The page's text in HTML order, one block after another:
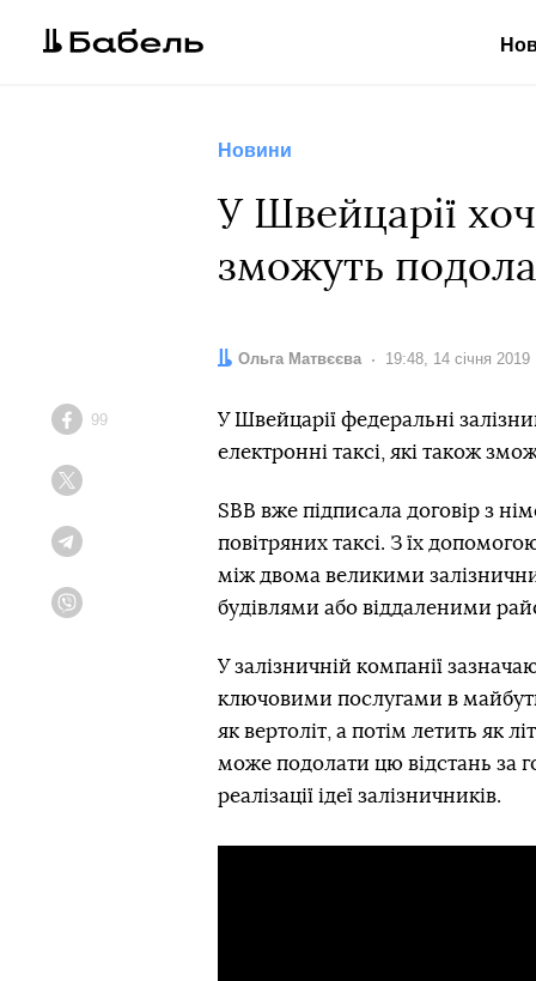
Новини
У Швейцарії
зможуть
Автор:
Ольга Матвєєва Дата:
19:48, 14 січня 2019
Facebook
99
У Швейцарії федеральні
електронні таксі, які також
SBB вже підписала договір з
повітряних таксі. З їх
між двома великими
будівлями або віддаленими
У залізничній компанії
ключовими послугами в
як вертоліт, а потім летить як
може подолати цю відстань за
реалізації ідеї залізничників.